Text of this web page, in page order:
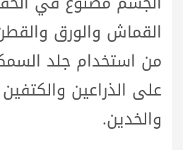
القماش والورق
من استخدام جلد
على الذراعين
والخدين.